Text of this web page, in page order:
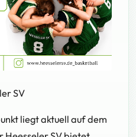
SV
liegt aktuell auf dem